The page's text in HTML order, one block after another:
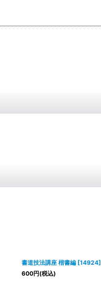
書道技法講座 楷書編 [14924]
600円(税込)